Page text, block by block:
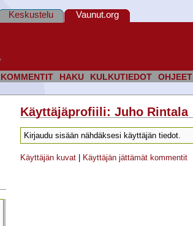
KOMMENTIT HAKU KULKUTIEDOT OHJEET
Keskustelu Vaunut.org
Käyttäjäprofiili: Juho Rintala
Kirjaudu sisään nähdäksesi käyttäjän tiedot.
Käyttäjän kuvat| Käyttäjän jättämät kommentit